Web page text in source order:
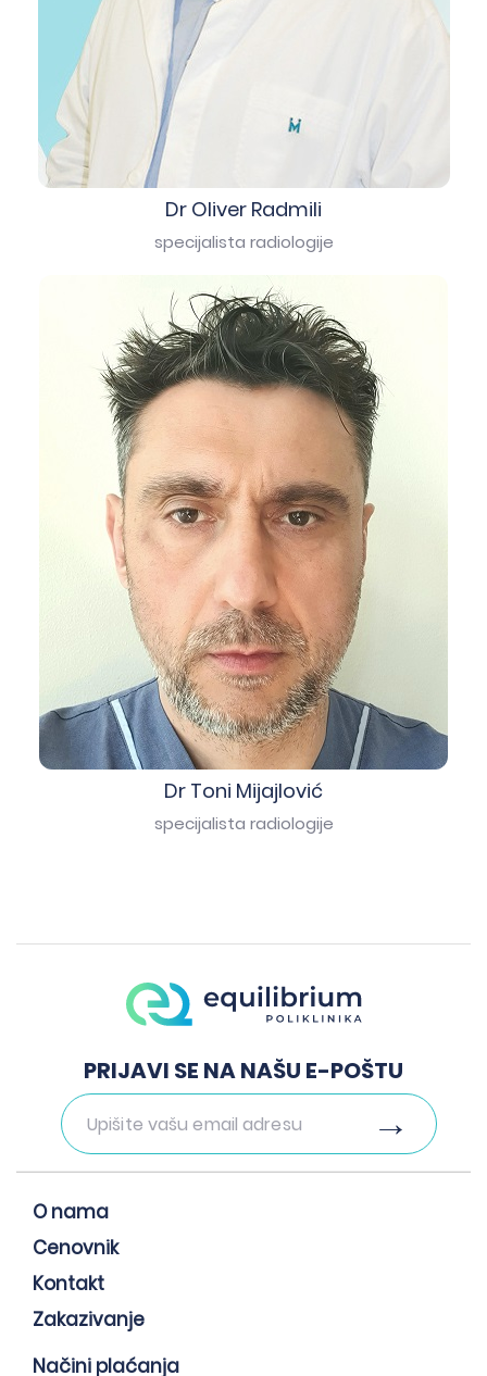
Dr Oliver Radmili
specijalista radiologije
Dr Toni Mijajlović
specijalista radiologije
PRIJAVI SE NA NAŠU E-POŠTU
O nama
Cenovnik
Kontakt
Zakazivanje
Načini plaćanja